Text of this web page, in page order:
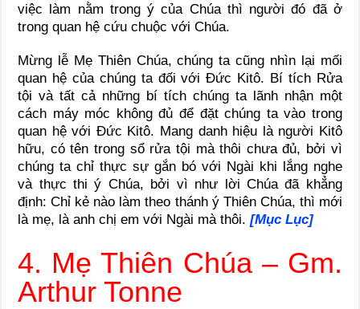
việc làm nằm trong ý của Chúa thì người đó đã ở
trong quan hệ cứu chuộc với Chúa.
Mừng lễ Mẹ Thiên Chúa, chúng ta cũng nhìn lại mối
quan hệ của chúng ta đối với Đức Kitô. Bí tích Rửa
tội và tất cả những bí tích chúng ta lãnh nhận một
cách máy móc không đủ để đặt chúng ta vào trong
quan hệ với Đức Kitô. Mang danh hiệu là người Kitô
hữu, có tên trong sổ rửa tội mà thôi chưa đủ, bởi vì
chúng ta chỉ thực sự gắn bó với Ngài khi lắng nghe
và thực thi ý Chúa, bởi vì như lời Chúa đã khẳng
định: Chỉ kẻ nào làm theo thánh ý Thiên Chúa, thì mới
là mẹ, là anh chị em với Ngài mà thôi.[Mục Lục]
4. Mẹ Thiên Chúa – Gm.
Arthur Tonne